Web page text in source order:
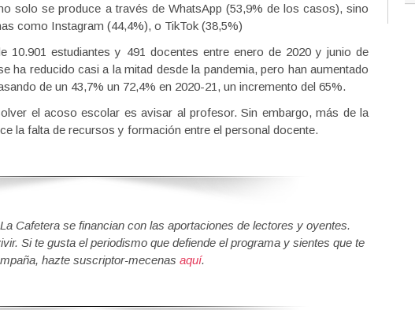
solo se produce a través de WhatsApp (53,9% de los casos), sino
como Instagram (44,4%), o TikTok (38,5%)
10.901 estudiantes y 491 docentes entre enero de 2020 y junio de
ha reducido casi a la mitad desde la pandemia, pero han aumentado
de un 43,7% un 72,4% en 2020-21, un incremento del 65%.
el acoso escolar es avisar al profesor. Sin embargo, más de la
la falta de recursos y formación entre el personal docente.
Cafetera se financian con las aportaciones de lectores y oyentes.
Si te gusta el periodismo que defiende el programa y sientes que te
hazte suscriptor-mecenas aquí.